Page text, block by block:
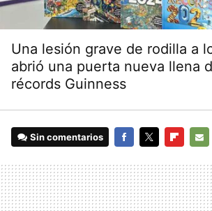
Una lesión grave de rodilla a
abrió una puerta nueva llena
récords Guinness
Sin comentarios
MAIL